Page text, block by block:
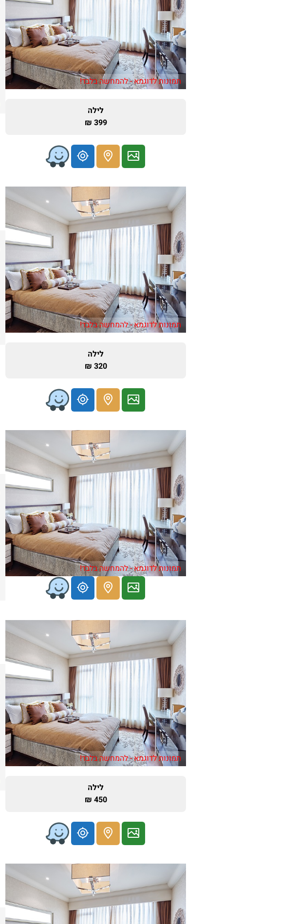
תמונות לדוגמא - להמחשה בלבד!
לילה
399 ₪
תמונות לדוגמא - להמחשה בלבד!
לילה
320 ₪
תמונות לדוגמא - להמחשה בלבד!
תמונות לדוגמא - להמחשה בלבד!
לילה
450 ₪